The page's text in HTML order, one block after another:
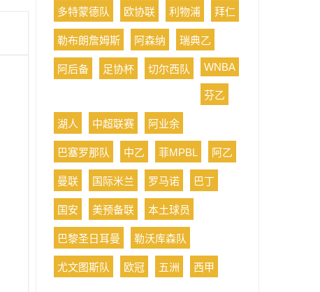
多特蒙德队 欧协联 利物浦 拜仁
勒布朗詹姆斯 阿森纳 瑞典乙
阿后备 足协杯 切尔西队 WNBA
芬乙
湖人 中超联赛 阿业余
巴塞罗那队 中乙 菲MPBL 阿乙
曼联 国际米兰 罗马诺 巴丁
国安 美预备联 本土球员
巴黎圣日耳曼 勒沃库森队
尤文图斯队 欧冠 五洲 西甲